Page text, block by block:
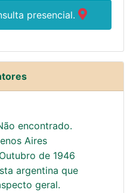
presencial.
encontrado.
Aires
Outubro de 1946
argentina que
geral.